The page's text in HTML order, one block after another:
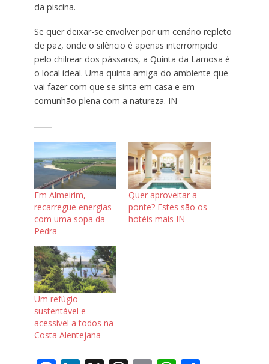
da piscina.
Se quer deixar-se envolver por um cenário repleto
de paz, onde o silêncio é apenas interrompido
pelo chilrear dos pássaros, a Quinta da Lamosa é
o local ideal. Uma quinta amiga do ambiente que
vai fazer com que se sinta em casa e em
comunhão plena com a natureza. IN
Em Almeirim,
recarregue energias
com uma sopa da
Pedra
Quer aproveitar a
ponte? Estes são os
hotéis mais IN
Um refúgio
sustentável e
acessível a todos na
Costa Alentejana